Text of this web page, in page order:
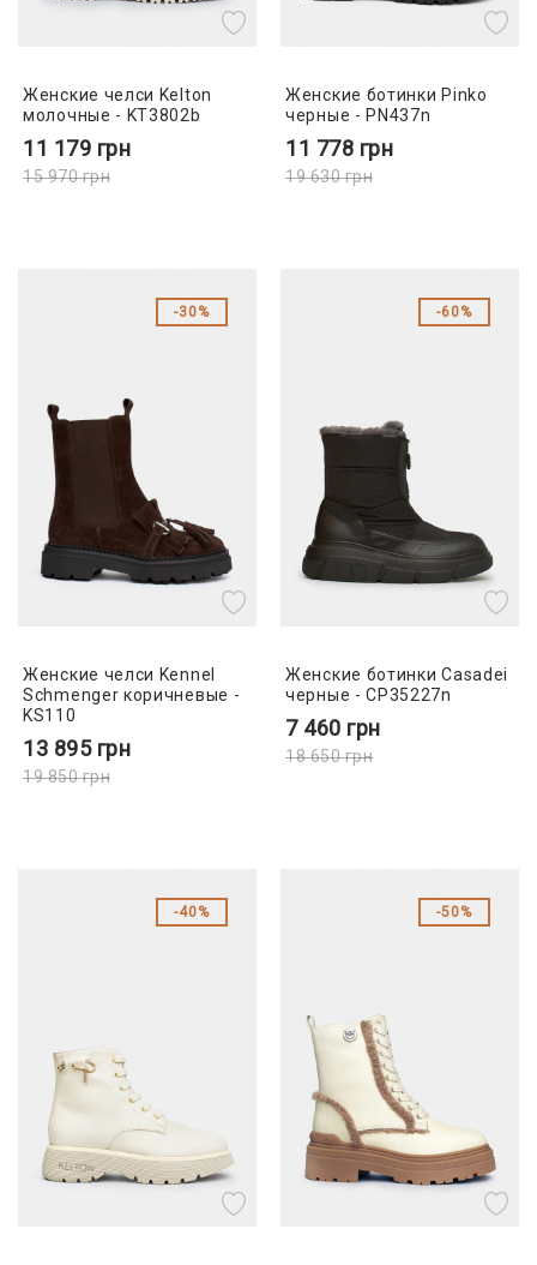
Женские челси Kelton
молочные - KT3802b
11 179 грн
15 970грн
Женские ботинки Pinko
черные - PN437n
11 778 грн
19 630грн
30%
Женские челси Kennel
Schmenger коричневые -
KS110
13 895 грн
19 850грн
60%
Женские ботинки Casadei
черные - CP35227n
7 460 грн
18 650грн
40% 50%